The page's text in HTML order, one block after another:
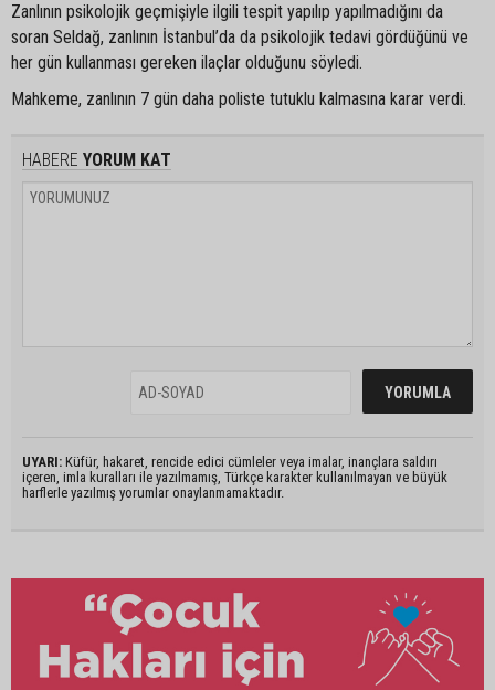
Zanlının psikolojik geçmişiyle ilgili tespit yapılıp yapılmadığını da
soran Seldağ, zanlının İstanbul’da da psikolojik tedavi gördüğünü ve
her gün kullanması gereken ilaçlar olduğunu söyledi.
Mahkeme, zanlının 7 gün daha poliste tutuklu kalmasına karar verdi.
HABERE YORUM KAT
UYARI: Küfür, hakaret, rencide edici cümleler veya imalar, inançlara saldırı
içeren, imla kuralları ile yazılmamış, Türkçe karakter kullanılmayan ve büyük
harflerle yazılmış yorumlar onaylanmamaktadır.